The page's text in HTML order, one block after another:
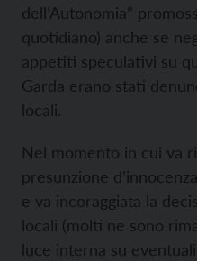
dell’Autonomia”
quotidiano) anche se
appetiti speculativi su
Garda erano stati
locali.
Nel momento in cui va
presunzione
e va incoraggiata la
locali (molti ne sono
luce interna su